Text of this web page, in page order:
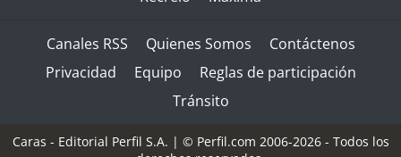
Canales RSS Quienes Somos
Contáctenos
Privacidad
Equipo
Reglas de participación
Tránsito
Caras - Editorial Perfil S.A. | © Perfil.com 2006-2026 - Todos los